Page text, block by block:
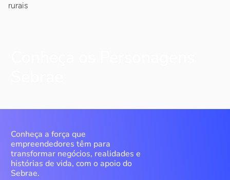
rurais
Conheça a força que
empreendedores têm para
transformar negócios, realidades e
histórias de vida, com o apoio do
Sebrae.